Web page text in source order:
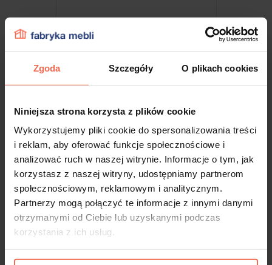
Zgoda Szczegóły O plikach cookies
Niniejsza strona korzysta z plików cookie
Wykorzystujemy pliki cookie do spersonalizowania treści
i reklam, aby oferować funkcje społecznościowe i
analizować ruch w naszej witrynie. Informacje o tym, jak
korzystasz z naszej witryny, udostępniamy partnerom
społecznościowym, reklamowym i analitycznym.
Partnerzy mogą połączyć te informacje z innymi danymi
otrzymanymi od Ciebie lub uzyskanymi podczas
korzystania z ich usług.
Standardowa pojedyncza
ZAPROJEKTUJ